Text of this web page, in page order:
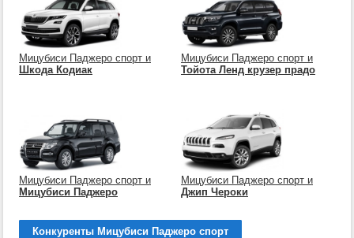
Мицубиси Паджеро спорт и
Шкода Кодиак
Мицубиси Паджеро спорт и
Тойота Ленд крузер прадо
Мицубиси Паджеро спорт и
Мицубиси Паджеро
Мицубиси Паджеро спорт и
Джип Чероки
Конкуренты Мицубиси Паджеро спорт